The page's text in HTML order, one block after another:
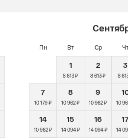
Пн Вт Ср
1
8 613 ₽
2
8 613 ₽
3
8
7
10 179 ₽
8
10 962 ₽
9
10 962 ₽ 10
14
10 962 ₽
15
14 094 ₽
16
14 094 ₽ 14